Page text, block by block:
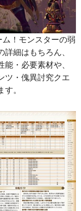
！モンスターの弱
細はもちろん、
・必要素材や、
ツ・傀異討究クエ
。